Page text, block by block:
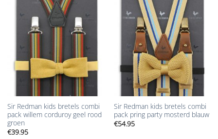
toevoegen
Sir Redman kids bretels combi
pack willem corduroy geel rood
groen
€39.95
Aan
verlanglijst
toevoegen
Sir Redman kids bretels combi
pack pring party mosterd blauw
€54.95